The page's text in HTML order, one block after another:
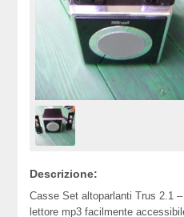
Descrizione:
Casse Set altoparlanti Trus 2.1
lettore mp3 facilmente